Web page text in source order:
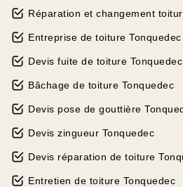
Réparation et changement
Entreprise de toiture Tonquedec
Devis fuite de toiture Tonquedec
Bâchage de toiture Tonquedec
Devis pose de gouttière
Devis zingueur Tonquedec
Devis réparation de toiture
Entretien de toiture Tonquedec